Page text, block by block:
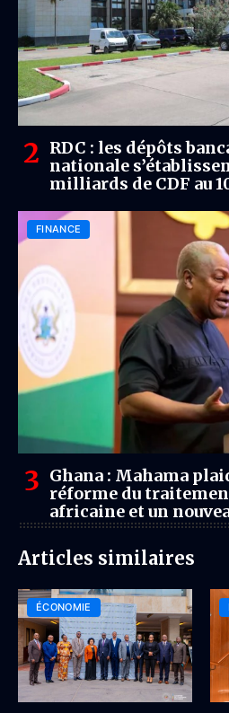
RDC : les dépôts
nationale
milliards de CDF au
FINANCE
Ghana : Mahama
réforme du
africaine et un
économique avec le
Articles similaires
ÉCONOMIE